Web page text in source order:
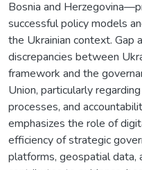
Bosnia and
successful policy models
the Ukrainian context. Gap
discrepancies between
framework and the
Union, particularly
processes, and
emphasizes the role of
efficiency of strategic
platforms, geospatial data,